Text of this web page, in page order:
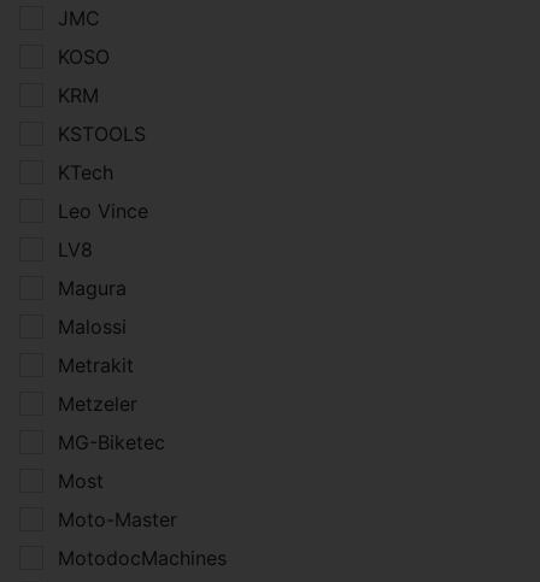
JMC
KOSO
KRM
KSTOOLS
KTech
Leo Vince
LV8
Magura
Malossi
Metrakit
Metzeler
MG-Biketec
Most
Moto-Master
MotodocMachines